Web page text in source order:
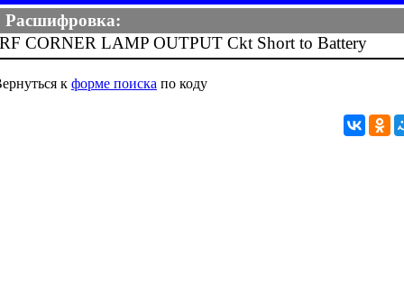
Расшифровка:
RF CORNER LAMP OUTPUT Ckt Short to Battery
к форме поиска по коду